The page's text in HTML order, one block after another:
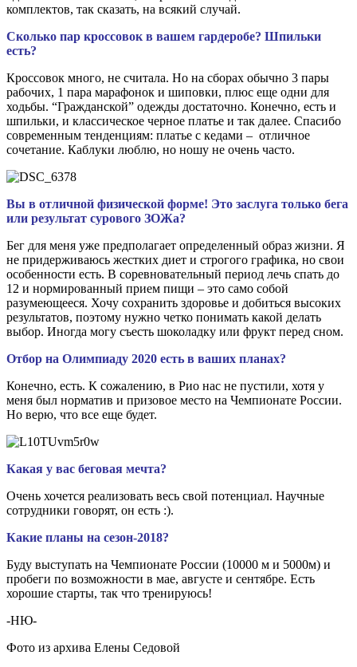
комплектов, так сказать, на всякий случай.
Сколько пар кроссовок в вашем гардеробе? Шпильки
есть?
Кроссовок много, не считала. Но на сборах обычно 3 пары
рабочих, 1 пара марафонок и шиповки, плюс еще одни для
ходьбы. “Гражданской” одежды достаточно. Конечно, есть и
шпильки, и классическое черное платье и так далее. Спасибо
современным тенденциям: платье с кедами – отличное
сочетание. Каблуки люблю, но ношу не очень часто.
Вы в отличной физической форме! Это заслуга только бега
или результат сурового ЗОЖа?
Бег для меня уже предполагает определенный образ жизни. Я
не придерживаюсь жестких диет и строгого графика, но свои
особенности есть. В соревновательный период лечь спать до
12 и нормированный прием пищи – это само собой
разумеющееся. Хочу сохранить здоровье и добиться высоких
результатов, поэтому нужно четко понимать какой делать
выбор. Иногда могу съесть шоколадку или фрукт перед сном.
Отбор на Олимпиаду 2020 есть в ваших планах?
Конечно, есть. К сожалению, в Рио нас не пустили, хотя у
меня был норматив и призовое место на Чемпионате России.
Но верю, что все еще будет.
Какая у вас беговая мечта?
Очень хочется реализовать весь свой потенциал. Научные
сотрудники говорят, он есть :).
Какие планы на сезон-2018?
Буду выступать на Чемпионате России (10000 м и 5000м) и
пробеги по возможности в мае, августе и сентябре. Есть
хорошие старты, так что тренируюсь!
-НЮ-
Фото из архива Елены Седовой